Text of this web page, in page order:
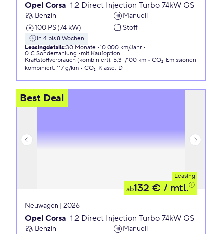
Opel Corsa 1.2 Direct Injection Turbo 74kW GS
Benzin
Manuell
100 PS (74 kW)
Stoff
in 4 bis 8 Wochen
Leasingdetails:30 Monate 10.000 km/Jahr
0 € Sonderzahlung
mit Kaufoption
Kraftstoffverbrauch (kombiniert): 5,3 l/100 km
CO₂-Emissionen
kombiniert: 117 g/km CO₂-Klasse: D
Best Deal
Leasing
ab132 € / mtl.
Neuwagen | 2026
Opel Corsa 1.2 Direct Injection Turbo 74kW GS
Benzin
Manuell